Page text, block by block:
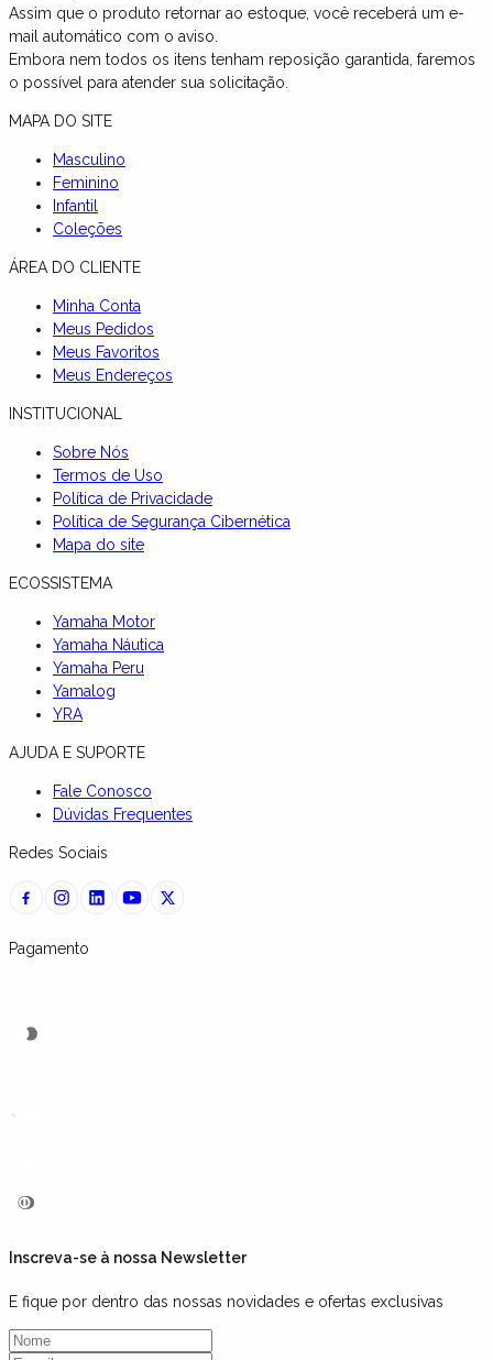
Assim que o produto retornar ao estoque, você receberá um e-
mail automático com o aviso.
Embora nem todos os itens tenham reposição garantida, faremos
o possível para atender sua solicitação.
MAPA DO SITE
Masculino
Feminino
Infantil
Coleções
ÁREA DO CLIENTE
Minha Conta
Meus Pedidos
Meus Favoritos
Meus Endereços
INSTITUCIONAL
Sobre Nós
Termos de Uso
Política de Privacidade
Política de Segurança Cibernética
Mapa do site
ECOSSISTEMA
Yamaha Motor
Yamaha Náutica
Yamaha Peru
Yamalog
YRA
AJUDA E SUPORTE
Fale Conosco
Dúvidas Frequentes
Redes Sociais
Pagamento
Inscreva-se à nossa Newsletter
E fique por dentro das nossas novidades e ofertas exclusivas